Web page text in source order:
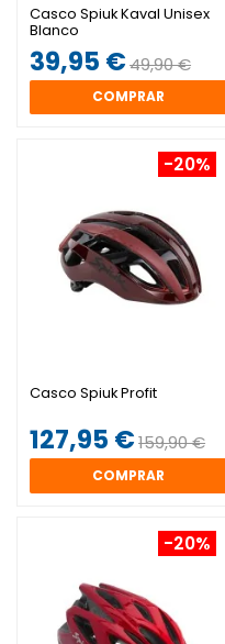
Casco Spiuk Kaval Unisex
Blanco
39,95 €49,90 €
COMPRAR
-20%
Casco Spiuk Profit
127,95 €159,90 €
COMPRAR
-20%